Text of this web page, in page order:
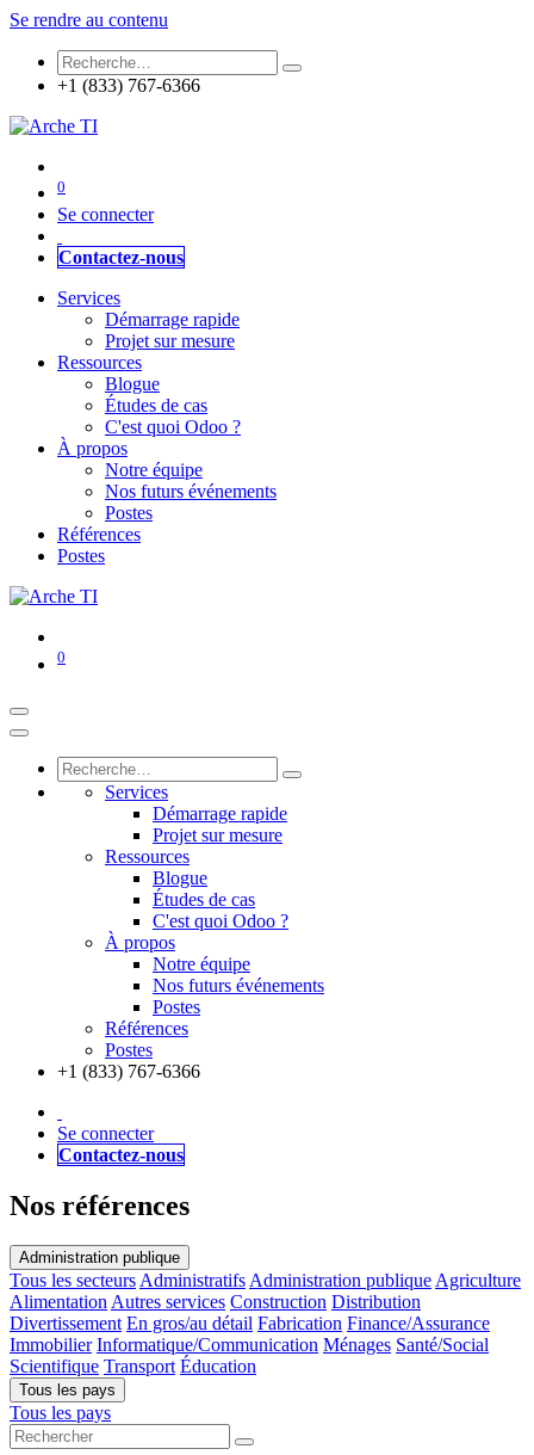
Se rendre au contenu
+1 (833) 767-6366
0
Se connecter
Contactez-nous
Services
Démarrage rapide
Projet sur mesure
Ressources
Blogue
Études de cas
C'est quoi Odoo ?
À propos
Notre équipe
Nos futurs événements
Postes
Références
Postes
0
Services
Démarrage rapide
Projet sur mesure
Ressources
Blogue
Études de cas
C'est quoi Odoo ?
À propos
Notre équipe
Nos futurs événements
Postes
Références
Postes
+1 (833) 767-6366
Se connecter
Contactez-nous
Nos références
Administration publique
Tous les secteursAdministratifsAdministration publiqueAgriculture
AlimentationAutres services Construction Distribution
Divertissement En gros/au détail Fabrication Finance/Assurance
Immobilier Informatique/Communication Ménages Santé/Social
Scientifique Transport Éducation
Tous les pays
Tous les pays